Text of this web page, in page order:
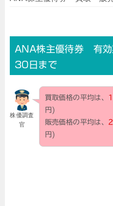
ANA株主優待券 有
30日まで
株優調査
官
買取価格の平均は、
円)
販売価格の平均は、
円)